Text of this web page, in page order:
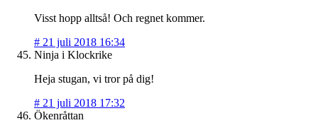
Visst hopp alltså! Och regnet kommer.
# 21 juli 2018 16:34
Ninja i Klockrike
Heja stugan, vi tror på dig!
# 21 juli 2018 17:32
Ökenråttan